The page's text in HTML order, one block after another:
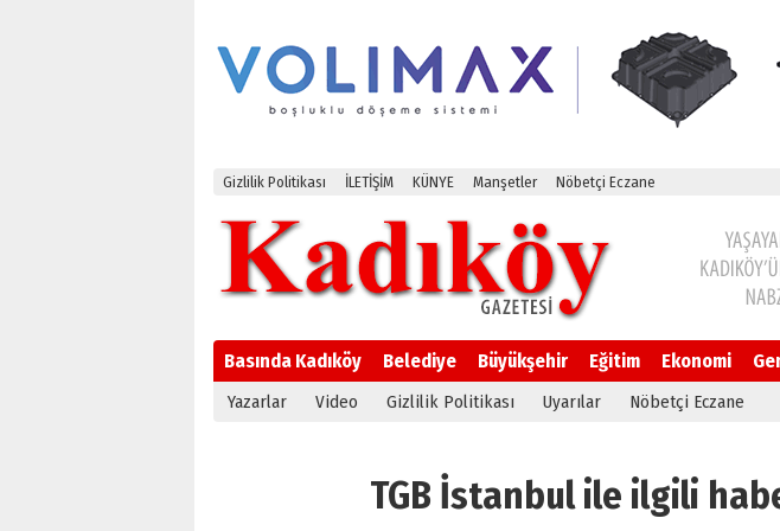
Gizlilik Politikası İLETİŞİM KÜNYE Manşetler Nöbetçi Eczane
Basında Kadıköy Belediye Büyükşehir Eğitim Ekonomi
Yazarlar Video Gizlilik Politikası Uyarılar Nöbetçi Eczane
TGB İstanbul ile ilgili